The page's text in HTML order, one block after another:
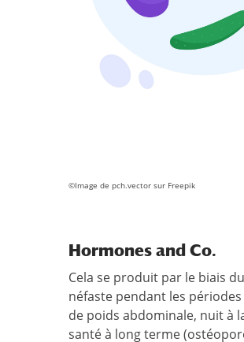
©Image de pch.vector sur Freepik
Hormones and Co.
Cela se produit par le biais
néfaste pendant les
de poids abdominale, nuit à
santé à long terme